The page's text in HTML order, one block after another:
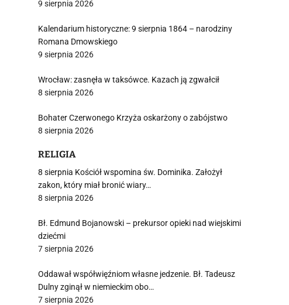
9 sierpnia 2026
Kalendarium historyczne: 9 sierpnia 1864 – narodziny
Romana Dmowskiego
9 sierpnia 2026
Wrocław: zasnęła w taksówce. Kazach ją zgwałcił
8 sierpnia 2026
Bohater Czerwonego Krzyża oskarżony o zabójstwo
8 sierpnia 2026
RELIGIA
8 sierpnia Kościół wspomina św. Dominika. Założył
zakon, który miał bronić wiary…
8 sierpnia 2026
Bł. Edmund Bojanowski – prekursor opieki nad wiejskimi
dziećmi
7 sierpnia 2026
Oddawał współwięźniom własne jedzenie. Bł. Tadeusz
Dulny zginął w niemieckim obo…
7 sierpnia 2026